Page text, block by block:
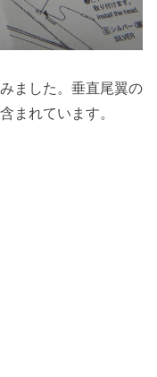
ました。垂直尾翼の
まれています。